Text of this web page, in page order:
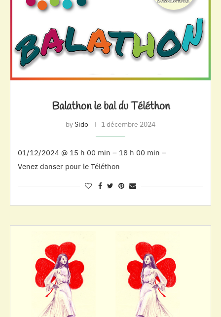
Balathon le bal du Téléthon
bySido 1 décembre 2024
01/12/2024 @ 15 h 00 min – 18 h 00 min –
Venez danser pour le Téléthon